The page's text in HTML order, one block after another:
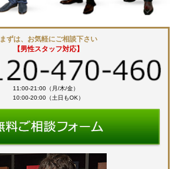
まずは、お気軽にご相談下さい
【男性スタッフ対応】
11:00-21:00（月/木/金）
10:00-20:00（土日もOK）